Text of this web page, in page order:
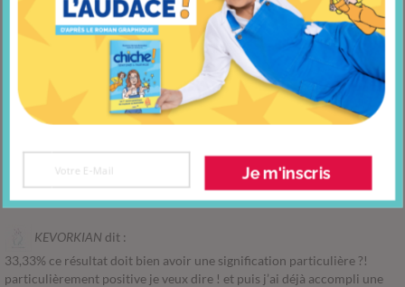
J’ai commencée le test hier j’ai fait 15 et aujourd’hui 18 fabuleux
demain ce sera que du bonheur!!!
Valérie Bougade
Répondre
KEVORKIAN dit :
33,33% ce résultat doit bien avoir une signification particulière ?!
particulièrement positive je veux dire ! et puis j’ai déjà accompli une
Je m'inscris